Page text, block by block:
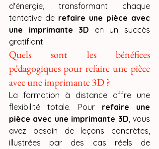
d'énergie, transformant chaque
tentative de refaire une pièce avec
une imprimante 3D en un succès
gratifiant.
Quels sont les bénéfices
pédagogiques pour refaire une pièce
avec une imprimante 3D ?
La formation à distance offre une
flexibilité totale. Pour refaire une
pièce avec une imprimante 3D, vous
avez besoin de leçons concrètes,
illustrées par des cas réels de